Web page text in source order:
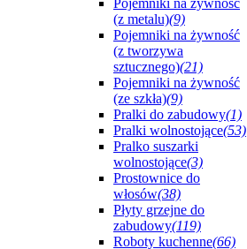
Pojemniki na żywność
(z metalu)(9)
Pojemniki na żywność
(z tworzywa
sztucznego)(21)
Pojemniki na żywność
(ze szkła)(9)
Pralki do zabudowy(1)
Pralki wolnostojące(53)
Pralko suszarki
wolnostojące(3)
Prostownice do
włosów(38)
Płyty grzejne do
zabudowy(119)
Roboty kuchenne(66)